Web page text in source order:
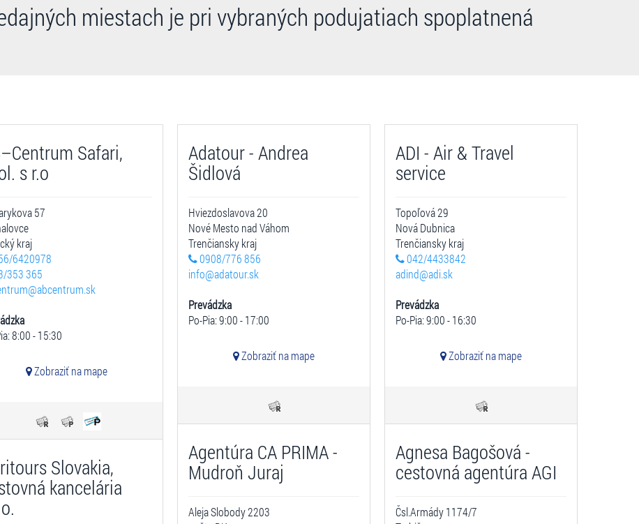
miestach je pri vybraných podujatiach spoplatnená
Safari,
s r.o
57
kraj
6420978
353 365
8:00 - 15:30
Zobraziť na mape
Adatour - Andrea
Šidlová
Hviezdoslavova 20
Nové Mesto nad Váhom
Trenčiansky kraj
0908/776 856
info@adatour.sk
Prevádzka
Po-Pia: 9:00 - 17:00
Zobraziť na mape
ADI - Air & Travel
service
Topoľová 29
Nová Dubnica
Trenčiansky kraj
042/4433842
adind@adi.sk
Prevádzka
Po-Pia: 9:00 - 16:30
Zobraziť na mape
Agentúra CA PRIMA -
Mudroň Juraj
Aleja Slobody 2203
Agnesa Bagošová -
cestovná agentúra AGI
Čsl.Armády 1174/7
Slovakia,
kancelária